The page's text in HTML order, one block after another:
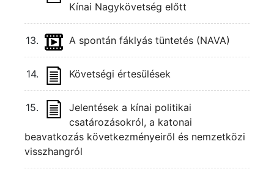
Kínai Nagykövetség előtt
13. A spontán fáklyás tüntetés (NAVA)
14. Követségi értesülések
15.
Jelentések a kínai politikai
csatározásokról, a katonai
beavatkozás következményeiről és nemzetközi
visszhangról